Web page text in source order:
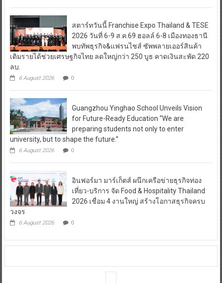
สตาร์ทวันนี้ Franchise Expo Thailand & TESE
2026 วันที่ 6-9 ส.ค.69 ฮอลล์ 6-8 เมืองทองธานี
พบทัพธุรกิจ&แฟรนไชส์ ซัพพลายเออร์สินค้า
เติมรายได้ช่วยเศรษฐกิจไทย ลดใหญ่กว่า 250 บูธ คาดเงินสะพัด 220
ลบ.
6 August 2026 0
Guangzhou Yinghao School Unveils Vision
for Future-Ready Education “We are
preparing students not only to enter
university, but to shape the future.”
6 August 2026 0
อินฟอร์มา มาร์เก็ตส์ ผนึกเครือข่ายธุรกิจท่อง
เที่ยว-บริการ จัด Food & Hospitality Thailand
2026 เชื่อม 4 งานใหญ่ สร้างโอกาสธุรกิจครบ
วงจร
6 August 2026 0